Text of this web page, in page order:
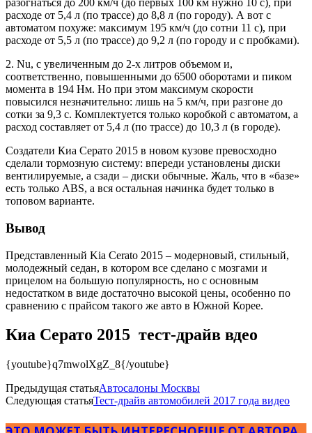
разогнаться до 200 км/ч (до первых 100 км нужно 10 с), при
расходе от 5,4 л (по трассе) до 8,8 л (по городу). А вот с
автоматом похуже: максимум 195 км/ч (до сотни 11 с), при
расходе от 5,5 л (по трассе) до 9,2 л (по городу и с пробками).
2. Nu, с увеличенным до 2-х литров объемом и,
соответственно, повышенными до 6500 оборотами и пиком
момента в 194 Нм. Но при этом максимум скорости
повысился незначительно: лишь на 5 км/ч, при разгоне до
сотки за 9,3 с. Комплектуется только коробкой с автоматом, а
расход составляет от 5,4 л (по трассе) до 10,3 л (в городе).
Создатели Киа Серато 2015 в новом кузове превосходно
сделали тормозную систему: впереди установлены диски
вентилируемые, а сзади – диски обычные. Жаль, что в «базе»
есть только ABS, а вся остальная начинка будет только в
топовом варианте.
Вывод
Представленный Kia Cerato 2015 – модерновый, стильный,
молодежный седан, в котором все сделано с мозгами и
прицелом на большую популярность, но с основным
недостатком в виде достаточно высокой цены, особенно по
сравнению с прайсом такого же авто в Южной Корее.
Киа Серато 2015 тест-драйв вдео
{youtube}q7mwolXgZ_8{/youtube}
Предыдущая статьяАвтосалоны Москвы
Следующая статьяТест-драйв автомобилей 2017 года видео